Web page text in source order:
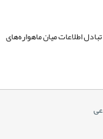
اطلاعات میان ماهواره‌های